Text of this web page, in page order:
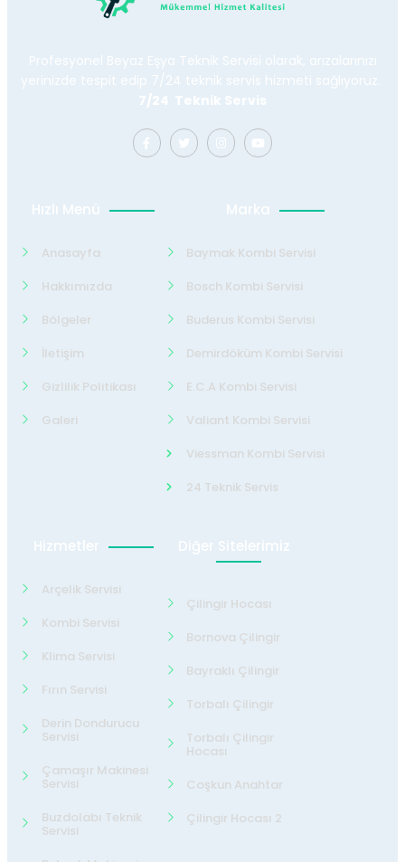
Profesyonel Beyaz Eşya Teknik Servisi olarak, arızalarınızı
yerinizde tespit edip 7/24 teknik servis hizmeti sağlıyoruz.
7/24 Teknik Servis
Hızlı Menü
Anasayfa
Hakkımızda
Bölgeler
İletişim
Gizlilik Politikası
Galeri
Marka
Baymak Kombi Servisi
Bosch Kombi Servisi
Buderus Kombi Servisi
Demirdöküm Kombi Servisi
E.C.A Kombi Servisi
Valiant Kombi Servisi
Viessman Kombi Servisi
24 Teknik Servis
Hizmetler
Arçelik Servisi
Kombi Servisi
Klima Servisi
Fırın Servisi
Derin Dondurucu
Servisi
Çamaşır Makinesi
Servisi
Buzdolabı Teknik
Servisi
Diğer Sitelerimiz
Çilingir Hocası
Bornova Çilingir
Bayraklı Çilingir
Torbalı Çilingir
Torbalı Çilingir
Hocası
Coşkun Anahtar
Çilingir Hocası 2